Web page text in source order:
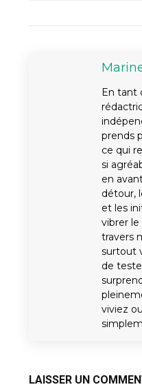
En tant
prends
ce qui
si
en
détour,
et les
vibrer
travers
surtout
de
viviez
LAISSER UN